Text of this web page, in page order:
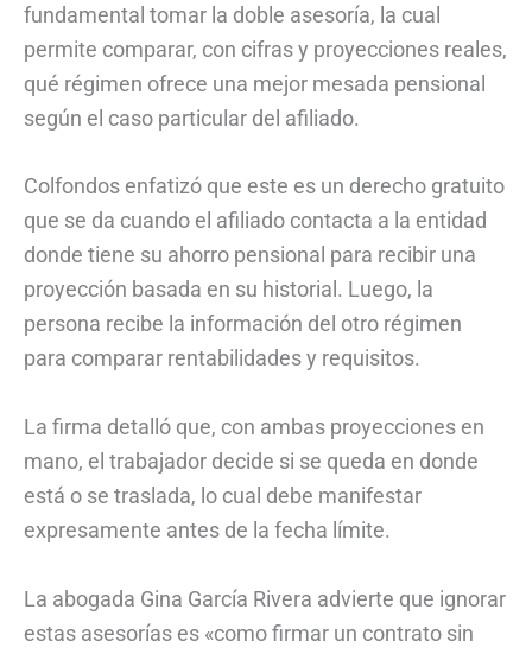
fundamental tomar la doble asesoría, la cual
permite comparar, con cifras y proyecciones reales,
qué régimen ofrece una mejor mesada pensional
según el caso particular del afiliado.
Colfondos enfatizó que este es un derecho gratuito
que se da cuando el afiliado contacta a la entidad
donde tiene su ahorro pensional para recibir una
proyección basada en su historial. Luego, la
persona recibe la información del otro régimen
para comparar rentabilidades y requisitos.
La firma detalló que, con ambas proyecciones en
mano, el trabajador decide si se queda en donde
está o se traslada, lo cual debe manifestar
expresamente antes de la fecha límite.
La abogada Gina García Rivera advierte que ignorar
estas asesorías es «como firmar un contrato sin